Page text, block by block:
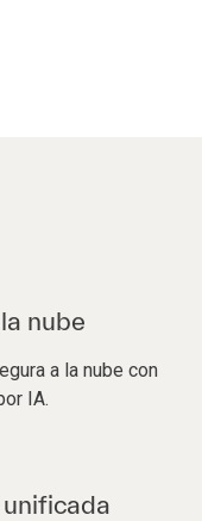
nube
a la nube con
IA.